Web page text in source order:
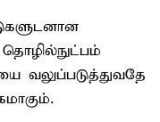
வலுப்படுத்துவதே